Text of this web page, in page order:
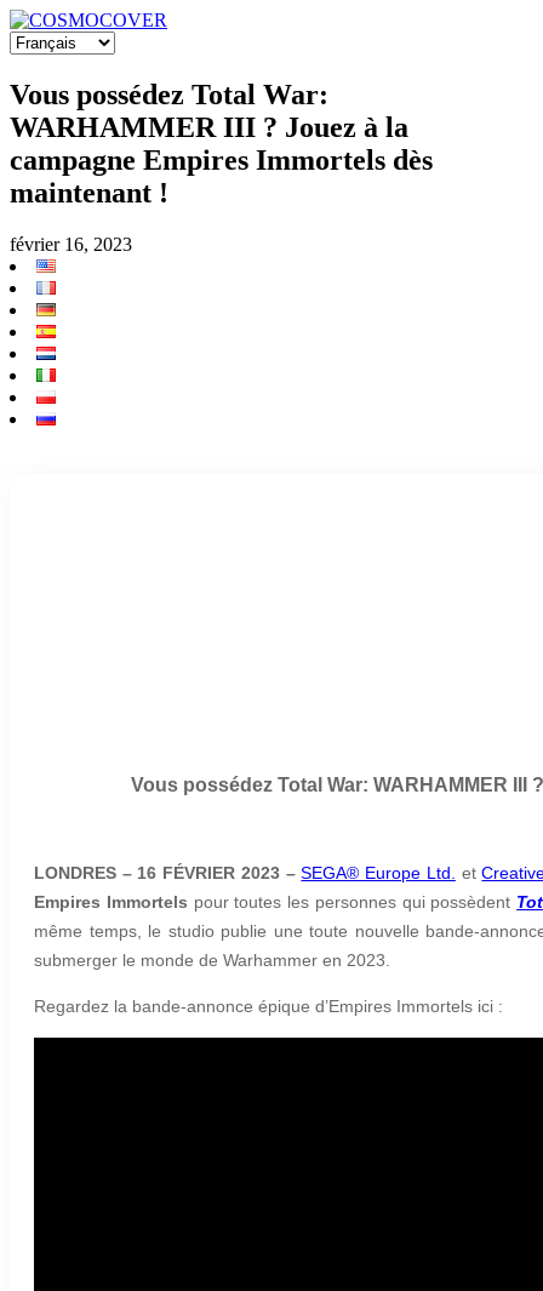
Vous possédez Total War:
WARHAMMER III ? Jouez à la
campagne Empires Immortels dès
maintenant !
février 16, 2023
Vous possédez Total War: WARHAMMER
LONDRES – 16 FÉVRIER 2023 – SEGA® Europe Ltd. et
Empires Immortels pour toutes les personnes qui possèdent
même temps, le studio publie une toute nouvelle bande-
submerger le monde de Warhammer en 2023.
Regardez la bande-annonce épique d’Empires Immortels ici :